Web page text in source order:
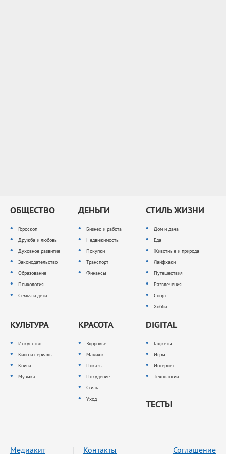
ОБЩЕСТВО
Гороскоп
Дружба и любовь
Духовное развитие
Законодательство
Образование
Психология
Семья и дети
ДЕНЬГИ
Бизнес и работа
Недвижимость
Покупки
Транспорт
Финансы
СТИЛЬ ЖИЗНИ
Дом и дача
Еда
Животные и природа
Лайфхаки
Путешествия
Развлечения
Спорт
Хобби
КУЛЬТУРА
Искусство
Кино и сериалы
Книги
Музыка
КРАСОТА
Здоровье
Макияж
Показы
Похудение
Стиль
Уход
DIGITAL
Гаджеты
Игры
Интернет
Технологии
ТЕСТЫ
Медиакит Контакты Соглашение